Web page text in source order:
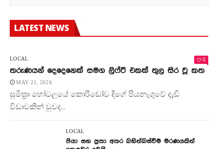
LATEST NEWS
LOCAL 0
තරුණයන් දෙදෙනෙක් සමග ලිෆ්ට් එකක් තුල සිර වූ කත
MAY 21, 2026
සුමිත්‍රා හෝටලයේ කොරිඩෝව දිගේ පියනැගුවේ දැඩි
විඩාවකින් වුවද...
LOCAL
පියා සහ පුතා අතර බහින්බස්වීම මරණයකින්